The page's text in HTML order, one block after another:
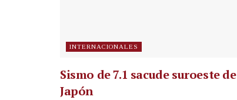
INTERNACIONALES
Sismo de 7.1 sacude suroeste de
Japón